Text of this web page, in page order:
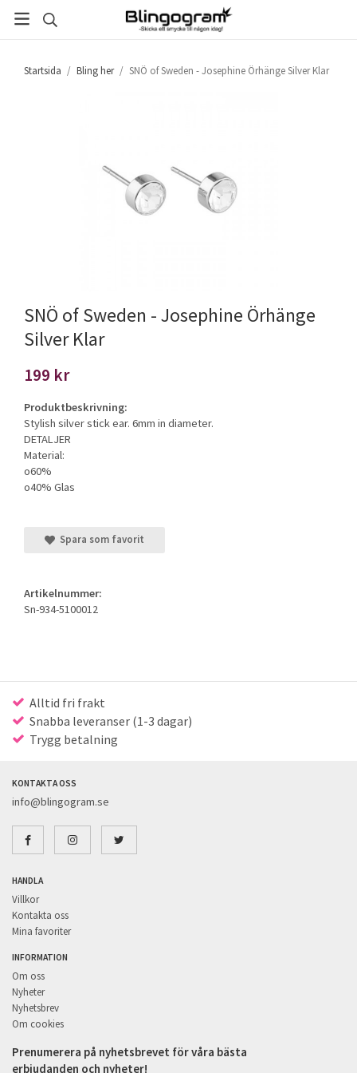
Startsida / Bling her / SNÖ of Sweden - Josephine Örhänge Silver Klar
SNÖ of Sweden - Josephine Örhänge
Silver Klar
199 kr
Produktbeskrivning:
Stylish silver stick ear. 6mm in diameter.
DETALJER
Material:
o60%
o40% Glas
Spara som favorit
Artikelnummer:
Sn-934-5100012
Alltid fri frakt
Snabba leveranser (1-3 dagar)
Trygg betalning
KONTAKTA OSS
info@blingogram.se
HANDLA
Villkor
Kontakta oss
Mina favoriter
INFORMATION
Om oss
Nyheter
Nyhetsbrev
Om cookies
Prenumerera på nyhetsbrevet för våra bästa
erbjudanden och nyheter!